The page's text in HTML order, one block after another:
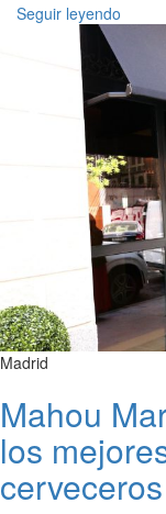
Seguir leyendo
Madrid
Mahou
los
cerveceros